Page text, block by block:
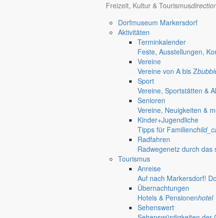
Freizeit, Kultur & Tourismus
Dorfmuseum Markersdorf
Aktivitäten
Terminkalender
Feste, Ausstellungen,
Vereine
Vereine von A bis Z
Sport
Vereine, Sportstätten &
Senioren
Vereine, Neuigkeiten &
Kinder+Jugendliche
Tipps für Familien
Radfahren
Radwegenetz durch das
Tourismus
Anreise
Auf nach Markersdorf!
Übernachtungen
Hotels & Pensionenhotel
Sehenswert
Bürgermeister Dezember 2009
Leute, wie die Zeit vergeht. Schon wieder ist ein Jahr fast vorbei
Bürgermeister November 2009
Der Monat November wird hauptsächlich von der Diskussion zum
schon auf den öffentlichen Tagesordnungen und es ist erfreulich,
Bürgermeister Oktober 2009
Wie wichtig ist die Wirtschaft für eine Kommune? Ich denke, wenn
Bürgermeister September 2009
Nach Bestätigung der Ergebnisse der Kommunalwahlen fand am